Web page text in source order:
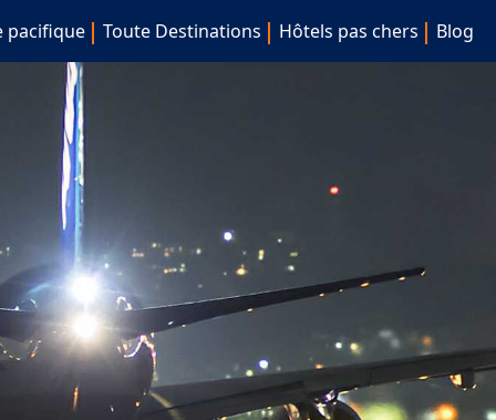
pacifique Toute Destinations Hôtels pas chers Blog